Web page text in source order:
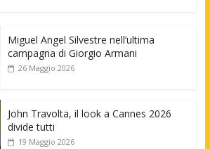
Miguel Angel Silvestre nell’ultima
campagna di Giorgio Armani
26 Maggio 2026
John Travolta, il look a Cannes 2026
divide tutti
19 Maggio 2026